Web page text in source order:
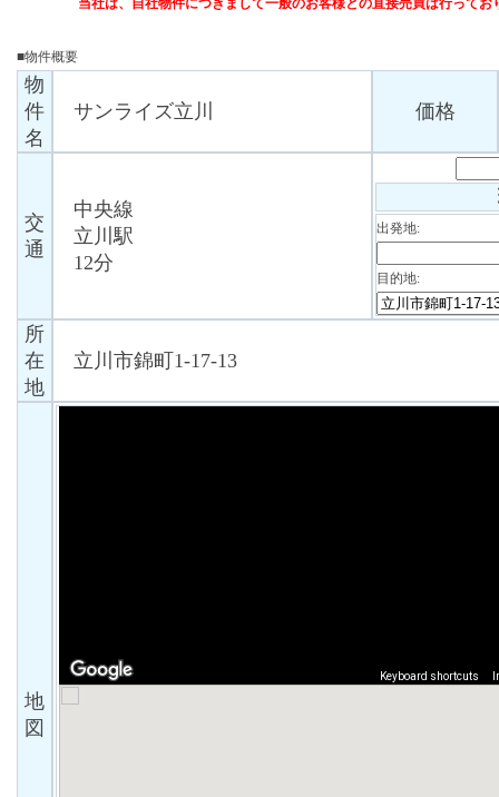
当社は、自社物件につきまして一般のお客様との直接売買は行って
■物件概要
物
件
名
サンライズ立川 価格
交
通
中央線
立川駅
12分
出発地:
目的地:
所
在
地
立川市錦町1-17-13
地
図